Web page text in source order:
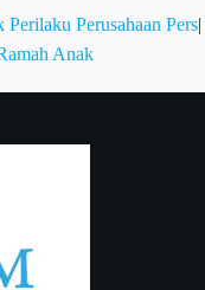
Perusahaan Pers|
Anak